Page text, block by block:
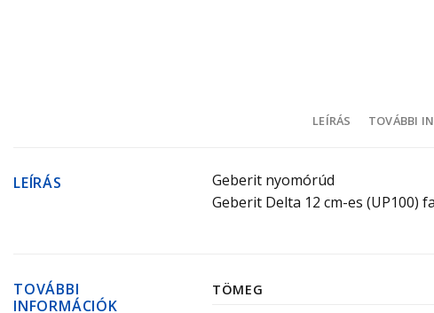
LEÍRÁS TOVÁBBI
LEÍRÁS
Geberit nyomórúd
Geberit Delta 12 cm-es
TOVÁBBI
INFORMÁCIÓK
TÖMEG